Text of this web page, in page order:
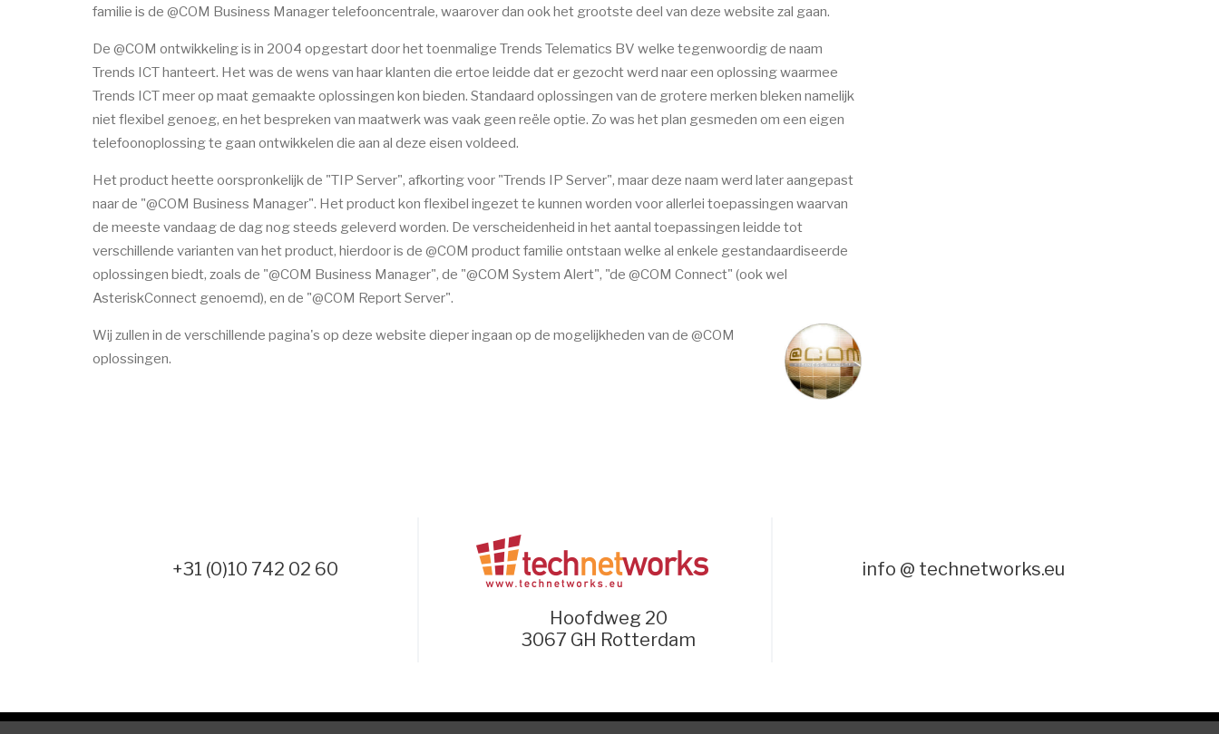
familie is de @COM Business Manager telefooncentrale, waarover dan ook het grootste deel van deze website zal gaan.
De @COM ontwikkeling is in 2004 opgestart door het toenmalige Trends Telematics BV welke tegenwoordig de naam
Trends ICT hanteert. Het was de wens van haar klanten die ertoe leidde dat er gezocht werd naar een oplossing waarmee
Trends ICT meer op maat gemaakte oplossingen kon bieden. Standaard oplossingen van de grotere merken bleken namelijk
niet flexibel genoeg, en het bespreken van maatwerk was vaak geen reële optie. Zo was het plan gesmeden om een eigen
telefoonoplossing te gaan ontwikkelen die aan al deze eisen voldeed.
Het product heette oorspronkelijk de "TIP Server", afkorting voor "Trends IP Server", maar deze naam werd later aangepast
naar de "@COM Business Manager". Het product kon flexibel ingezet te kunnen worden voor allerlei toepassingen waarvan
de meeste vandaag de dag nog steeds geleverd worden. De verscheidenheid in het aantal toepassingen leidde tot
verschillende varianten van het product, hierdoor is de @COM product familie ontstaan welke al enkele gestandaardiseerde
oplossingen biedt, zoals de "@COM Business Manager", de "@COM System Alert", "de @COM Connect" (ook wel
AsteriskConnect genoemd), en de "@COM Report Server".
Wij zullen in de verschillende pagina's op deze website dieper ingaan op de mogelijkheden van de @COM
oplossingen.
+31 (0)10 742 02 60
Hoofdweg 20
3067 GH Rotterdam
info @ technetworks.eu